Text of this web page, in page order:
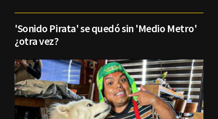
'Sonido Pirata' se quedó sin 'Medio Metro'
¿otra vez?